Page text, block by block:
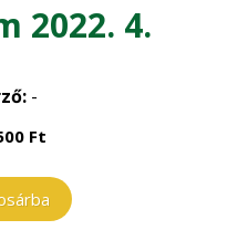
2022. 4.
-
Ft